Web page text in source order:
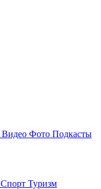
Видео Фото Подкасты
Спорт Туризм